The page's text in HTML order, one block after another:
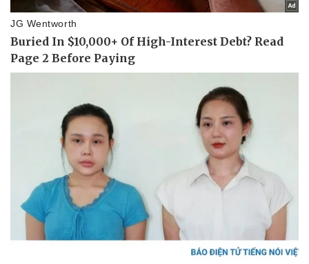
Tư vấn luật
Quân sự - Quốc phòng
Việt Nam
Phân tích